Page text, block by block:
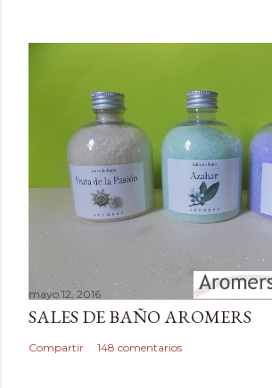
o
mayo 12, 2016
SALES DE BAÑO AROMERS
Compartir 148 comentarios